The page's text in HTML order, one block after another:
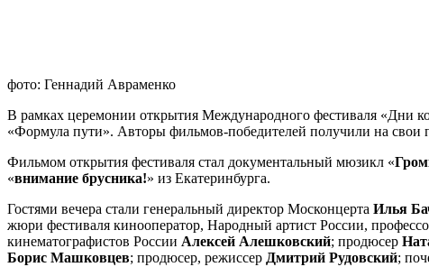
фото: Геннадий Авраменко
В рамках церемонии открытия Международного фестиваля «Дни
«Формула пути». Авторы фильмов-победителей получили на
Фильмом открытия фестиваля стал документальный мюзикл «
«внимание брусника!» из Екатеринбурга.
Гостями вечера стали генеральный директор Москонцерта Илья
жюри фестиваля кинооператор, Народный артист России,
кинематографистов России Алексей Алешковский; продюсер
Борис Машковцев; продюсер, режиссер Дмитрий Рудовский;